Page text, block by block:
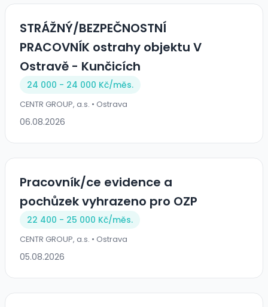
STRÁŽNÝ/BEZPEČNOSTNÍ
PRACOVNÍK ostrahy objektu V
Ostravě - Kunčicích
24 000 - 24 000 Kč/měs.
CENTR GROUP, a.s. • Ostrava
06.08.2026
Pracovník/ce evidence a
pochůzek vyhrazeno pro OZP
22 400 - 25 000 Kč/měs.
CENTR GROUP, a.s. • Ostrava
05.08.2026